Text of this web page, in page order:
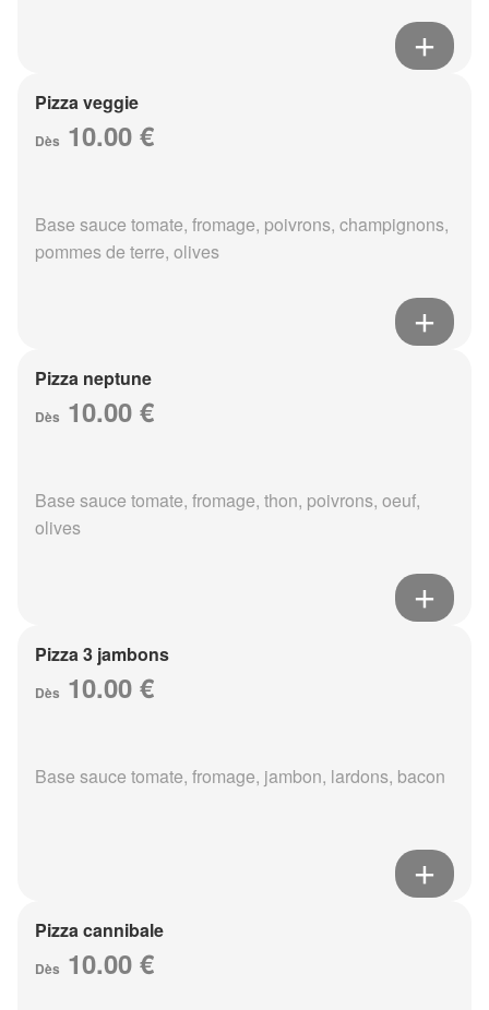
Pizza veggie
Dès 10.00 €
Base sauce tomate, fromage, poivrons, champignons,
pommes de terre, olives
Pizza neptune
Dès 10.00 €
Base sauce tomate, fromage, thon, poivrons, oeuf,
olives
Pizza 3 jambons
Dès 10.00 €
Base sauce tomate, fromage, jambon, lardons, bacon
Pizza cannibale
Dès 10.00 €